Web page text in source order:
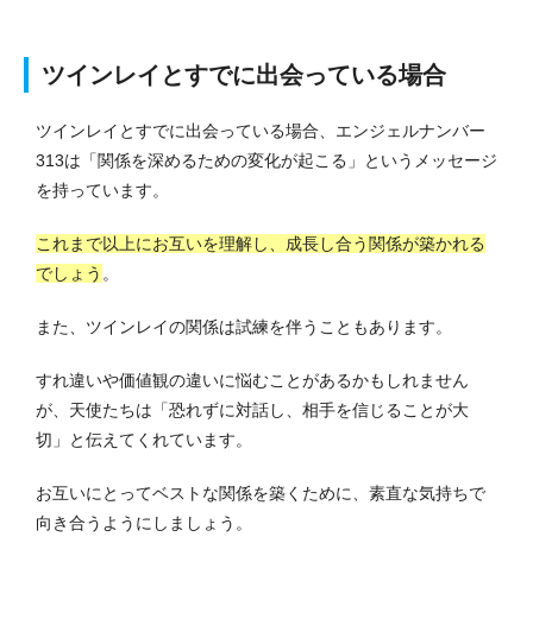
ツインレイとすでに出会っている場合
ツインレイとすでに出会っている場合、エンジェルナンバー
313は「関係を深めるための変化が起こる」というメッセージ
を持っています。
これまで以上にお互いを理解し、成長し合う関係が築かれる
でしょう 。
また、ツインレイの関係は試練を伴うこともあります。
すれ違いや価値観の違いに悩むことがあるかもしれません
が、天使たちは「恐れずに対話し、相手を信じることが大
切」と伝えてくれています。
お互いにとってベストな関係を築くために、素直な気持ちで
向き合うようにしましょう。